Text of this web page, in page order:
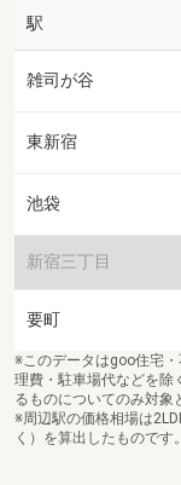
駅
雑司が谷
東新宿
池袋
新宿三丁目
要町
※このデータはgoo住宅
理費・駐車場代などを除
るものについてのみ対象
※周辺駅の価格相場は
く）を算出したものです。